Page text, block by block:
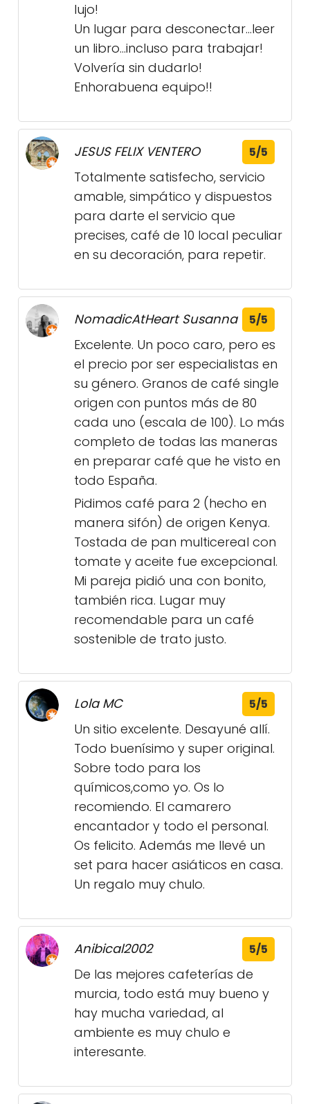
lujo!
Un lugar para desconectar…leer
un libro…incluso para trabajar!
Volvería sin dudarlo!
Enhorabuena equipo!!
JESUS FELIX VENTERO 5/5
Totalmente satisfecho, servicio
amable, simpático y dispuestos
para darte el servicio que
precises, café de 10 local peculiar
en su decoración, para repetir.
NomadicAtHeart Susanna 5/5
Excelente. Un poco caro, pero es
el precio por ser especialistas en
su género. Granos de café single
origen con puntos más de 80
cada uno (escala de 100). Lo más
completo de todas las maneras
en preparar café que he visto en
todo España.
Pidimos café para 2 (hecho en
manera sifón) de origen Kenya.
Tostada de pan multicereal con
tomate y aceite fue excepcional.
Mi pareja pidió una con bonito,
también rica. Lugar muy
recomendable para un café
sostenible de trato justo.
Lola MC 5/5
Un sitio excelente. Desayuné allí.
Todo buenísimo y super original.
Sobre todo para los
químicos,como yo. Os lo
recomiendo. El camarero
encantador y todo el personal.
Os felicito. Además me llevé un
set para hacer asiáticos en casa.
Un regalo muy chulo.
Anibical2002 5/5
De las mejores cafeterías de
murcia, todo está muy bueno y
hay mucha variedad, al
ambiente es muy chulo e
interesante.